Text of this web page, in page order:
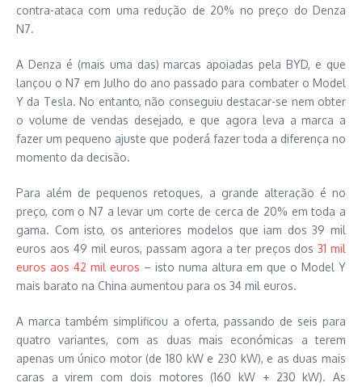
contra-ataca com uma redução de 20% no preço do Denza
N7.
A Denza é (mais uma das) marcas apoiadas pela BYD, e que
lançou o N7 em Julho do ano passado para combater o Model
Y da Tesla. No entanto, não conseguiu destacar-se nem obter
o volume de vendas desejado, e que agora leva a marca a
fazer um pequeno ajuste que poderá fazer toda a diferença no
momento da decisão.
Para além de pequenos retoques, a grande alteração é no
preço, com o N7 a levar um corte de cerca de 20% em toda a
gama. Com isto, os anteriores modelos que iam dos 39 mil
euros aos 49 mil euros, passam agora a ter preços dos31 mil
euros aos 42 mil euros – isto numa altura em que o Model Y
mais barato na China aumentou para os 34 mil euros.
A marca também simplificou a oferta, passando de seis para
quatro variantes, com as duas mais económicas a terem
apenas um único motor (de 180 kW e 230 kW), e as duas mais
caras a virem com dois motores (160 kW + 230 kW). As